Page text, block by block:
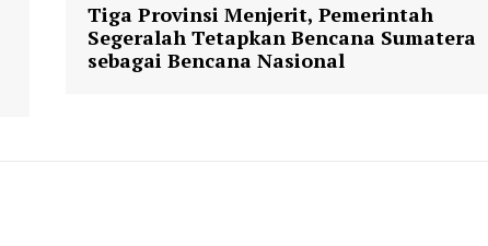
Tiga Provinsi Menjerit, Pemerintah
Segeralah Tetapkan Bencana Sumatera
sebagai Bencana Nasional